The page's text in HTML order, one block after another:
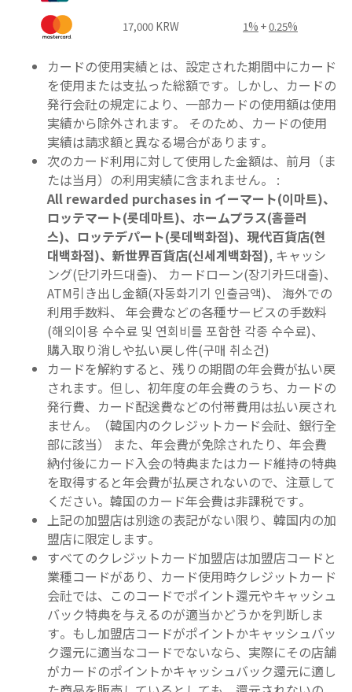
17,000 KRW 1% +0.25%
カードの使用実績とは、 設定された期間中にカード
を使用または支払った総額です。しかし、カードの
発行会社の規定により、一部カードの使用額は使用
実績から除外されます。 そのため、カードの使用
実績は請求額と異なる場合があります。
次のカード利用に対して使用した金額は、前月（ま
たは当月）の利用実績に含まれません。 :
All rewarded purchases in イーマート(이마트)、
ロッテマート(롯데마트)、ホームプラス(홈플러
스)、ロッテデパート(롯데백화점)、現代百貨店(현
대백화점)、新世界百貨店(신세계백화점), キャッシ
ング(단기카드대출)、 カードローン(장기카드대출)、
ATM引き出し金額(자동화기기 인출금액)、 海外での
利用手数料、 年会費などの各種サービスの手数料
(해외이용 수수료 및 연회비를 포함한 각종 수수료)、
購入取り消しや払い戻し件(구매 취소건)
カードを解約すると、残りの期間の年会費が払い戻
されます。但し、初年度の年会費のうち、カードの
発行費、カード配送費などの付帯費用は払い戻され
ません。（韓国内のクレジットカード会社、銀行全
部に該当） また、年会費が免除されたり、年会費
納付後にカード入会の特典またはカード維持の特典
を取得すると年会費が払戻されないので、注意して
ください。韓国のカード年会費は非課税です。
上記の加盟店は別途の表記がない限り、韓国内の加
盟店に限定します。
すべてのクレジットカード加盟店は加盟店コードと
業種コードがあり、カード使用時クレジットカード
会社では、このコードでポイント還元やキャッシュ
バック特典を与えるのが適当かどうかを判断しま
す。もし加盟店コードがポイントかキャッシュバッ
ク還元に適当なコードでないなら、実際にその店舗
がカードのポイントかキャッシュバック還元に適し